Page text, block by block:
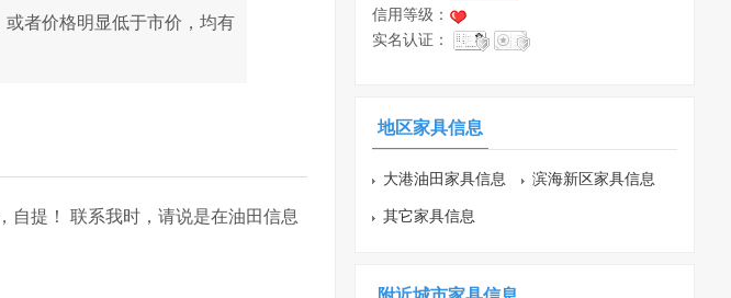
或者价格明显低于市价，均有
自提！ 联系我时，请说是在油田信息
信用等级：
实名认证：
地区家具信息
大港油田家具信息 滨海新区家具信息
其它家具信息